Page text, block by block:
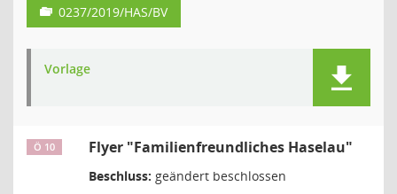
0237/2019/HAS/BV
Vorlage
Ö 10 Flyer "Familienfreundliches Haselau"
Beschluss: geändert beschlossen